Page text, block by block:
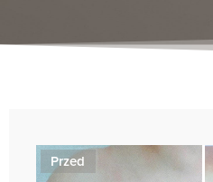
Przed